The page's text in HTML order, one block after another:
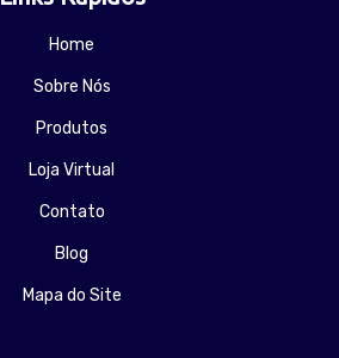
Home
Sobre Nós
Produtos
Loja Virtual
Contato
Blog
Mapa do Site